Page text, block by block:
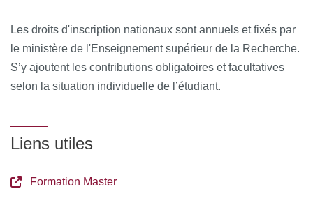
Fournir les pièces demandées, dont impérativement =
- Lettre de motivation (document obligatoire)
- Curriculum vitae complet (document obligatoire)
- Photocopies des relevés de notes bac et post bac
(documents obligatoires)
- Dossier VAPP85 ou VAE (le cas échéant)
Les droits d'inscription nationaux sont annuels et fixés par
le ministère de l'Enseignement supérieur de la Recherche.
S’y ajoutent les contributions obligatoires et facultatives
selon la situation individuelle de l’étudiant.
Liens utiles
Formation Master